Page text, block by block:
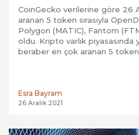
CoinGecko verilerine göre 26
aranan 5 token sırasıyla
Polygon (MATIC), Fantom
oldu. Kripto varlık
beraber en çok aranan 5
Esra Bayram
26 Aralık 2021